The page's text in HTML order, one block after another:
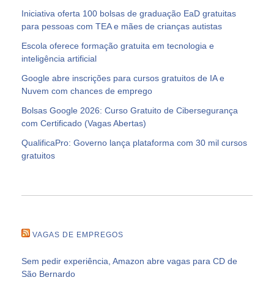
Iniciativa oferta 100 bolsas de graduação EaD gratuitas
para pessoas com TEA e mães de crianças autistas
Escola oferece formação gratuita em tecnologia e
inteligência artificial
Google abre inscrições para cursos gratuitos de IA e
Nuvem com chances de emprego
Bolsas Google 2026: Curso Gratuito de Cibersegurança
com Certificado (Vagas Abertas)
QualificaPro: Governo lança plataforma com 30 mil cursos
gratuitos
VAGAS DE EMPREGOS
Sem pedir experiência, Amazon abre vagas para CD de
São Bernardo